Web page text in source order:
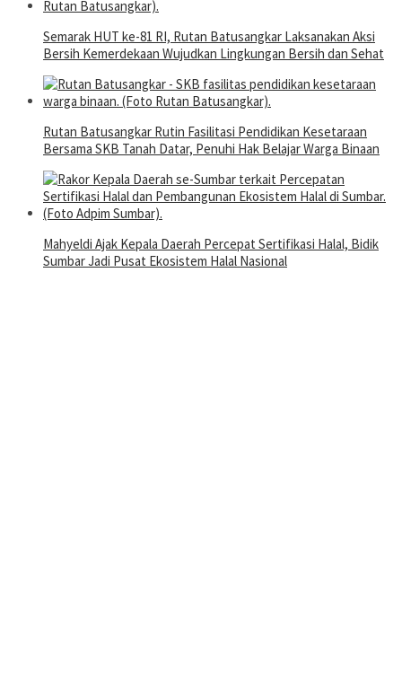
Semarak HUT ke-81 RI, Rutan Batusangkar Laksanakan Aksi
Bersih Kemerdekaan Wujudkan Lingkungan Bersih dan Sehat
Rutan Batusangkar Rutin Fasilitasi Pendidikan Kesetaraan
Bersama SKB Tanah Datar, Penuhi Hak Belajar Warga Binaan
Mahyeldi Ajak Kepala Daerah Percepat Sertifikasi Halal, Bidik
Sumbar Jadi Pusat Ekosistem Halal Nasional